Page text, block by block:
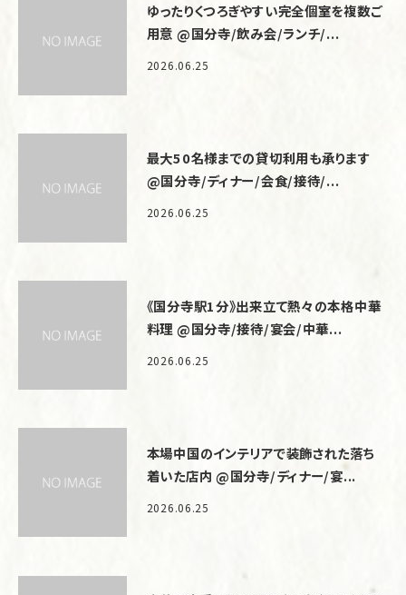
ゆったりくつろぎやすい完全個室を複数ご
用意 @国分寺/飲み会/ランチ/...
2026.06.25
最大50名様までの貸切利用も承ります
@国分寺/ディナー/会食/接待/...
2026.06.25
《国分寺駅1分》出来立て熱々の本格中華
料理 @国分寺/接待/宴会/中華...
2026.06.25
本場中国のインテリアで装飾された落ち
着いた店内 @国分寺/ディナー/宴...
2026.06.25